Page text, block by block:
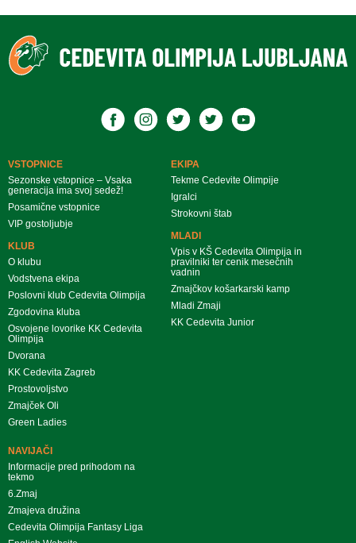
VSTOPNICE
Sezonske vstopnice – Vsaka
generacija ima svoj sedež!
Posamične vstopnice
VIP gostoljubje
KLUB
O klubu
Vodstvena ekipa
Poslovni klub Cedevita Olimpija
Zgodovina kluba
Osvojene lovorike KK Cedevita
Olimpija
Dvorana
KK Cedevita Zagreb
Prostovoljstvo
Zmajček Oli
Green Ladies
EKIPA
Tekme Cedevite Olimpije
Igralci
Strokovni štab
MLADI
Vpis v KŠ Cedevita Olimpija in
pravilniki ter cenik mesečnih
vadnin
Zmajčkov košarkarski kamp
Mladi Zmaji
KK Cedevita Junior
NAVIJAČI
Informacije pred prihodom na
tekmo
6.Zmaj
Zmajeva družina
Cedevita Olimpija Fantasy Liga